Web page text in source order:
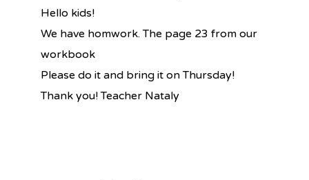
Hello kids!
We have homwork. The page 23 from our
workbook
Please do it and bring it on Thursday!
Thank you! Teacher Nataly